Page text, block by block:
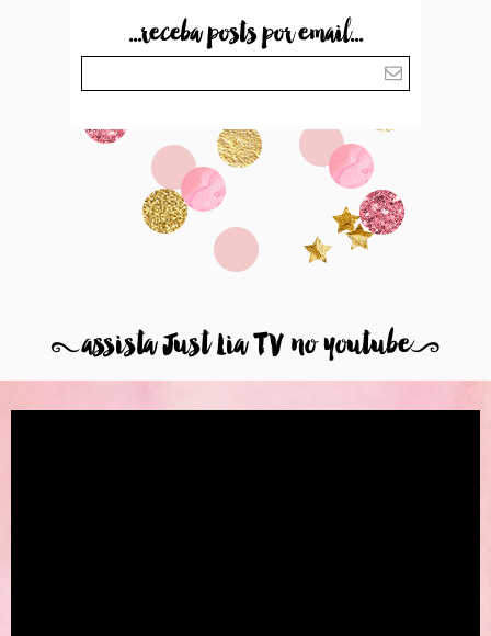
...receba posts por email...
8assista Just Lia TV no youtube9